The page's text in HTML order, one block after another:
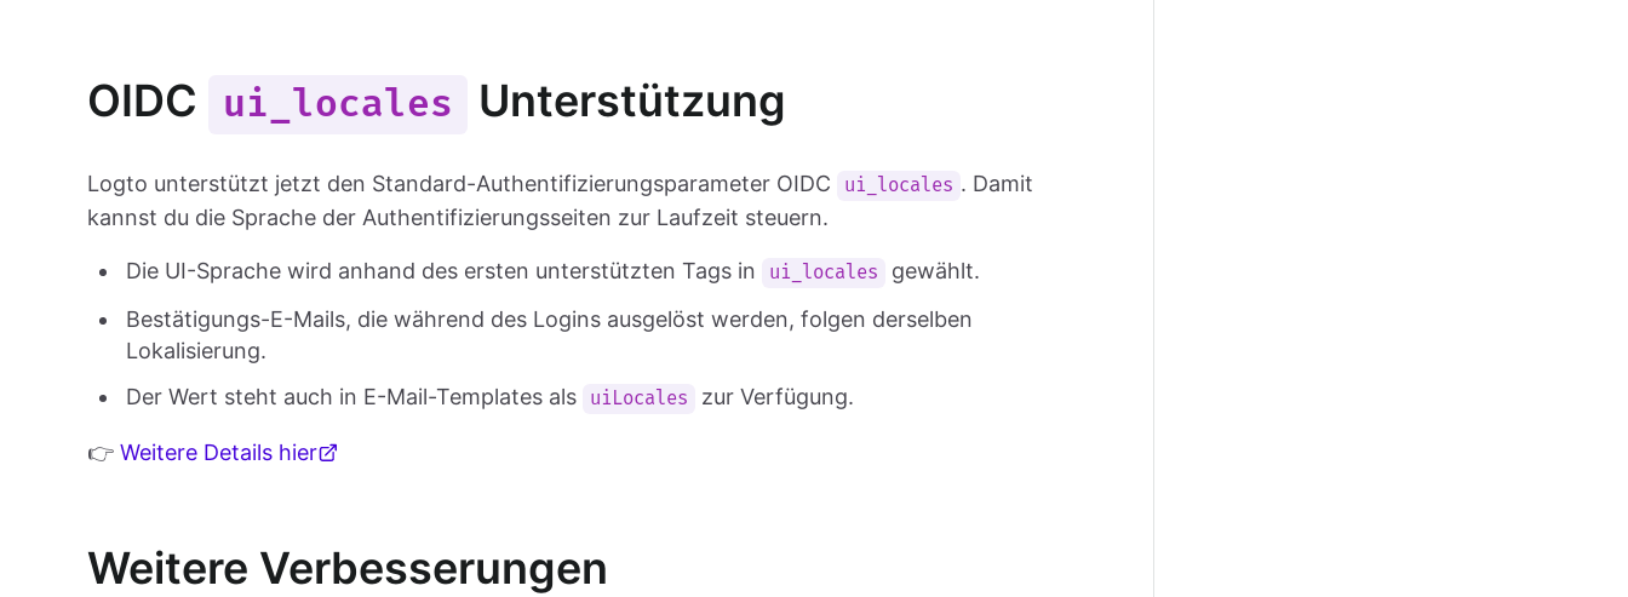
OIDC ui_locales Unterstützung
Logto unterstützt jetzt den Standard-Authentifizierungsparameter OIDC ui_locales . Damit
kannst du die Sprache der Authentifizierungsseiten zur Laufzeit steuern.
Die UI-Sprache wird anhand des ersten unterstützten Tags in ui_locales
gewählt.
Bestätigungs-E-Mails, die während des Logins ausgelöst werden, folgen derselben
Lokalisierung.
Der Wert steht auch in E-Mail-Templates als
uiLocales zur Verfügung.
👉 Weitere Details hier
Weitere Verbesserungen